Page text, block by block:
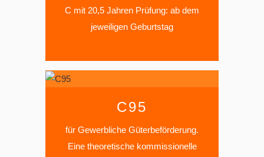
C mit 20,5 Jahren Prüfung: ab dem
jeweiligen Geburtstag
C95
für Gewerbliche Güterbeförderung.
Eine theoretische kommissionelle